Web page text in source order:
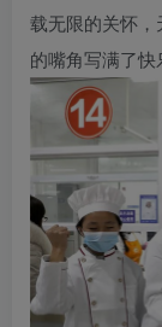
载无限的关怀
的嘴角写满了快